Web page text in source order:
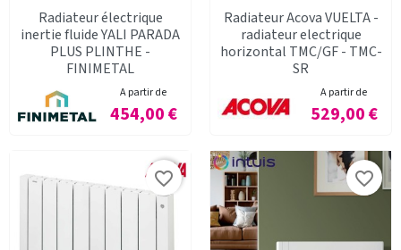
Radiateur électrique
inertie fluide YALI PARADA
PLUS PLINTHE -
FINIMETAL
A partir de
Prix
454,00 €
Radiateur Acova VUELTA -
radiateur electrique
horizontal TMC/GF - TMC-
SR
A partir de
Prix
529,00 €
favorite_border favorite_border